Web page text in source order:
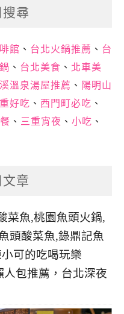
尋
館 、 台北火鍋推薦 、 台
、 台北美食 、 北車美
溫泉湯屋推薦 、 陽明山
好吃 、 西門町必吃 、
、 三重宵夜 、 小吃 、
章
包推薦，台北深夜